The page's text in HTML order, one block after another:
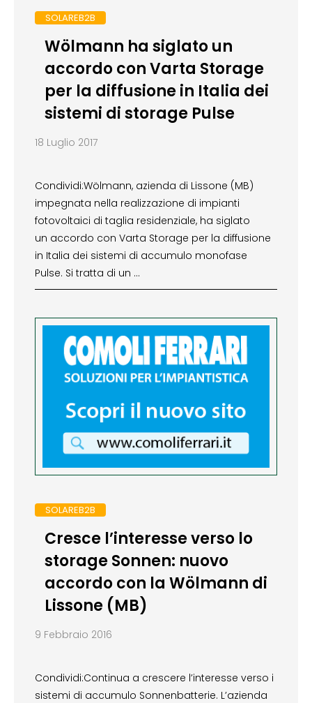
SOLAREB2B
Wölmann ha siglato un
accordo con Varta Storage
per la diffusione in Italia dei
sistemi di storage Pulse
18 Luglio 2017
Condividi:Wölmann, azienda di Lissone (MB)
impegnata nella realizzazione di impianti
fotovoltaici di taglia residenziale, ha siglato
un accordo con Varta Storage per la diffusione
in Italia dei sistemi di accumulo monofase
Pulse. Si tratta di un …
SOLAREB2B
Cresce l’interesse verso lo
storage Sonnen: nuovo
accordo con la Wölmann di
Lissone (MB)
9 Febbraio 2016
Condividi:Continua a crescere l’interesse verso i
sistemi di accumulo Sonnenbatterie. L’azienda